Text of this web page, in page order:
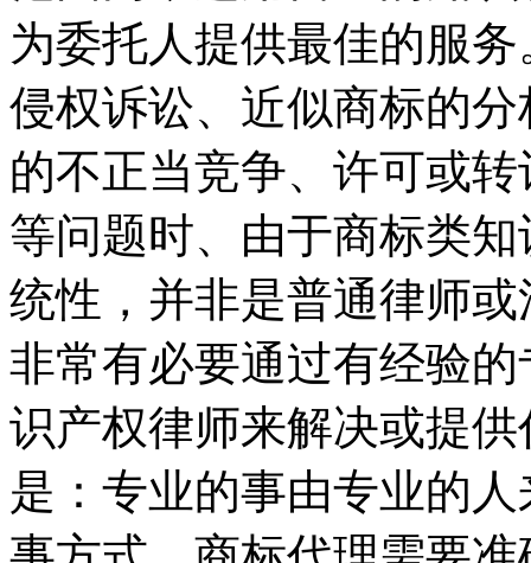
为委托人提供最佳的服
侵权诉讼、近似商标的
的不正当竞争、许可或
等问题时、由于商标类
统性，并非是普通律师
非常有必要通过有经验
识产权律师来解决或提
是：专业的事由专业的